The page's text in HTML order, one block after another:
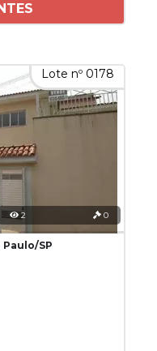
Lote nº 0178
2 0
Paulo/SP